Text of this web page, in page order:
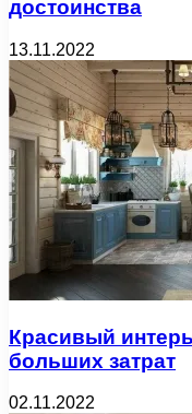
достоинства
13.11.2022
Красивый
больших затрат
02.11.2022